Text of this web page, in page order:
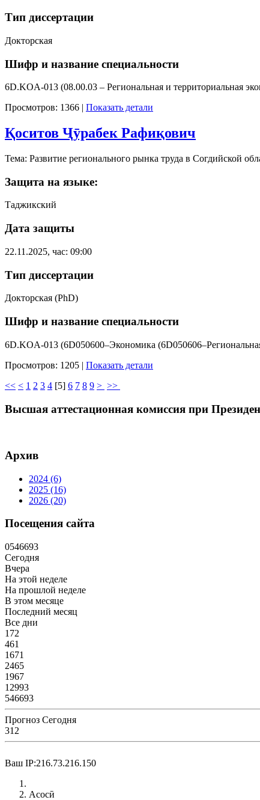
Тип диссертации
Докторская
Шифр и название специальности
6D.KOA-013 (08.00.03 – Региональная и территориальная
Просмотров: 1366 | Показать детали
Қоситов Ҷӯрабек Рафиқович
Тема: Развитие регионального рынка труда в Согдийской
Защита на языке:
Таджикский
Дата защиты
22.11.2025, час: 09:00
Тип диссертации
Докторская (PhD)
Шифр и название специальности
6D.KOA-013 (6D050600–Экономика
Просмотров: 1205 | Показать детали
<< < 1 2 3 4 [5] 6 7 8 9 > >>
Высшая аттестационная комиссия при
Архив
2024 (6)
2025 (16)
2026 (20)
Посещения сайта
0546693
Сегодня
Вчера
На этой неделе
На прошлой неделе
В этом месяце
Последний месяц
Все дни
172
461
1671
2465
1967
12993
546693
Прогноз Сегодня
312
Ваш IP:216.73.216.150
Асосӣ